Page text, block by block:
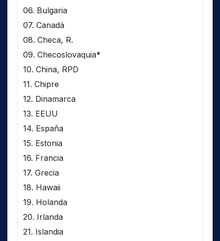
06. Bulgaria
07. Canadá
08. Checa, R.
09. Checoslovaquia*
10. China, RPD
11. Chipre
12. Dinamarca
13. EEUU
14. España
15. Estonia
16. Francia
17. Grecia
18. Hawaii
19. Holanda
20. Irlanda
21. Islandia